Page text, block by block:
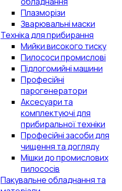
Плазморізи
Зварювальні маски
Техніка для прибирання
Мийки високого тиску
Пилососи промислові
Підлогомийні машини
Професійні
парогенератори
Аксесуари та
комплектуючі для
прибиральної техніки
Професійні засоби для
чищення та догляду
Мішки до промислових
пилососів
Пакувальне обладнання та